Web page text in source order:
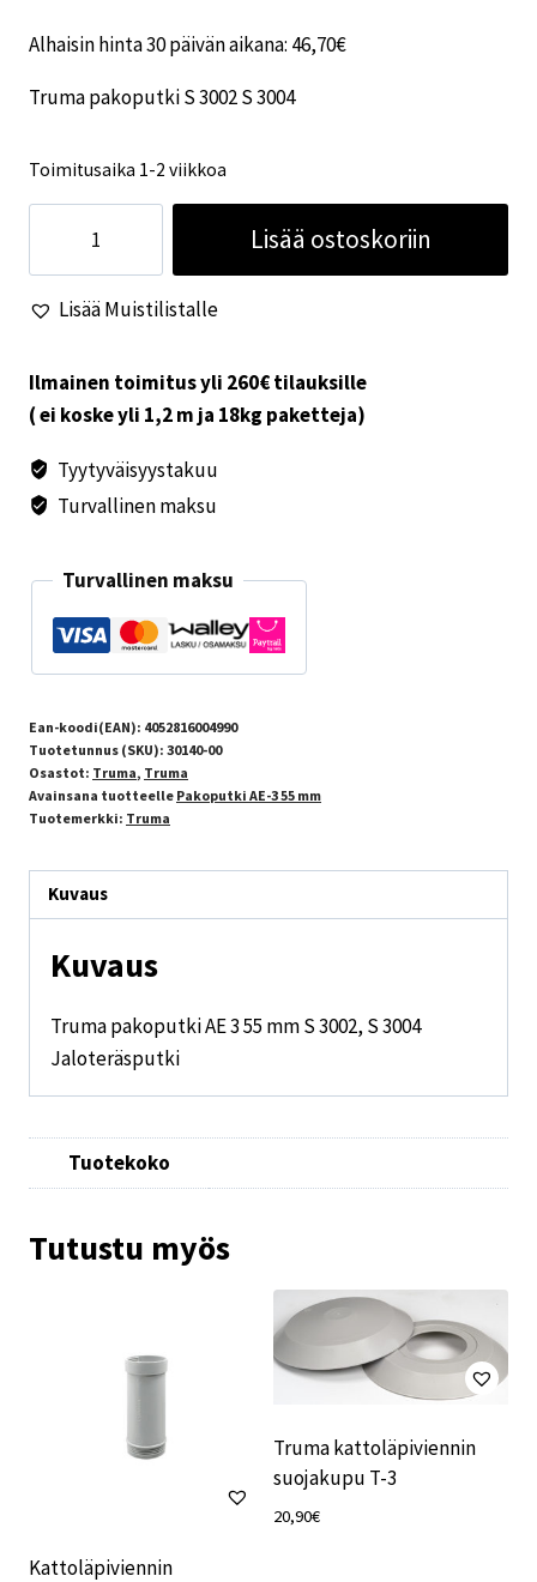
Alhaisin hinta 30 päivän aikana: 46,70€
Truma pakoputki S 3002 S 3004
Toimitusaika 1-2 viikkoa
pakoputki
S
3002
3004
määrä
Lisää ostoskoriin
Lisää Muistilistalle
Ilmainen toimitus yli 260€ tilauksille
( ei koske yli 1,2 m ja 18kg paketteja)
Tyytyväisyystakuu
Turvallinen maksu
Turvallinen maksu
Ean-koodi(EAN): 4052816004990
Tuotetunnus (SKU): 30140-00
Osastot: Truma, Truma
Avainsana tuotteelle Pakoputki AE-3 55 mm
Tuotemerkki: Truma
Kuvaus
Kuvaus
Truma pakoputki AE 3 55 mm S 3002, S 3004
Jaloteräsputki
Tuotekoko
Tutustu myös
Kattoläpiviennin
Truma kattoläpiviennin
suojakupu T-3
20,90€